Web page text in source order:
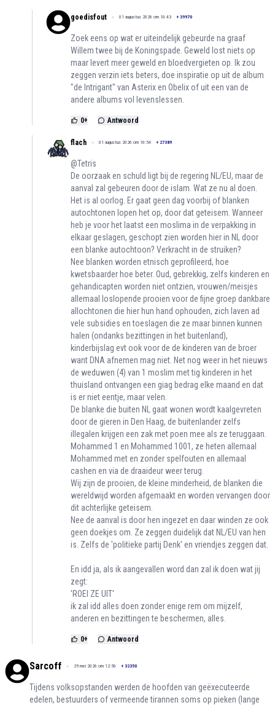
goedisfout 01 augustus 2026 om 10:43 + 39970
Zoek eens op wat er uiteindelijk gebeurde na graaf
Willem twee bij de Koningspade. Geweld lost niets op
maar levert meer geweld en bloedvergieten op. Ik zou
zeggen verzin iets beters, doe inspiratie op uit de album
"de Intrigant" van Asterix en Obelix of uit een van de
andere albums vol levenslessen.
0+ Antwoord
flach 01 augustus 2026 om 10:54 + 27389
@Tetris
De oorzaak en schuld ligt bij de regering NL/EU, maar de
aanval zal gebeuren door de islam. Wat ze nu al doen.
Het is al oorlog. Er gaat geen dag voorbij of blanken
autochtonen lopen het op, door dat geteisem. Wanneer
heb je voor het laatst een moslima in de verpakking in
elkaar geslagen, geschopt zien worden hier in NL door
een blanke autochtoon? Verkracht in de struiken?
Nee blanken worden etnisch geprofileerd, hoe
kwetsbaarder hoe beter. Oud, gebrekkig, zelfs kinderen en
gehandicapten worden niet ontzien, vrouwen/meisjes
allemaal loslopende prooien voor de fijne groep dankbare
allochtonen die hier hun hand ophouden, zich laven ad
vele subsidies en toeslagen die ze maar binnen kunnen
halen (ondanks bezittingen in het buitenland),
kinderbijslag evt ook voor de de kinderen van de broer
want DNA afnemen mag niet. Net nog weer in het nieuws
de weduwen (4) van 1 moslim met tig kinderen in het
thuisland ontvangen een giag bedrag elke maand en dat
is er niet eentje, maar velen.
De blanke die buiten NL gaat wonen wordt kaalgevreten
door de gieren in Den Haag, de buitenlander zelfs
illegalen krijgen een zak met poen mee als ze teruggaan.
Mohammed 1 en Mohammed 1001, ze heten allemaal
Mohammed met en zonder spelfouten en allemaal
cashen en via de draaideur weer terug.
Wij zijn de prooien, de kleine minderheid, de blanken die
wereldwijd worden afgemaakt en worden vervangen door
dit achterlijke geteisem.
Nee de aanval is door hen ingezet en daar winden ze ook
geen doekjes om. Ze zeggen duidelijk dat NL/EU van hen
is. Zelfs de 'politieke partij Denk' en vriendjes zeggen dat.
En idd ja, als ik aangevallen word dan zal ik doen wat jij
zegt:
'ROEI ZE UIT'
ik zal idd alles doen zonder enige rem om mijzelf,
anderen en bezittingen te beschermen, alles.
0+ Antwoord
Sarcoff 29 mei 2026 om 12:50 + 32350
Tijdens volksopstanden werden de hoofden van geëxecuteerde
edelen, bestuurders of vermeende tirannen soms op pieken (lange